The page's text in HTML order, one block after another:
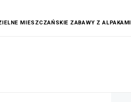
MIESZCZAŃSKIE ZABAWY Z ALPAKAMI